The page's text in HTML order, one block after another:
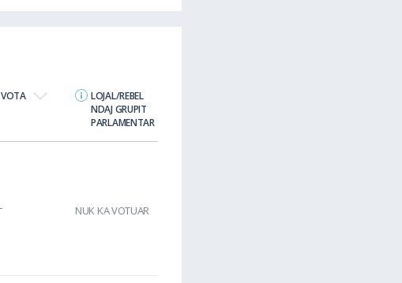
VOTA
LOJAL/REBEL
NDAJ GRUPIT
PARLAMENTAR
NUK KA VOTUAR